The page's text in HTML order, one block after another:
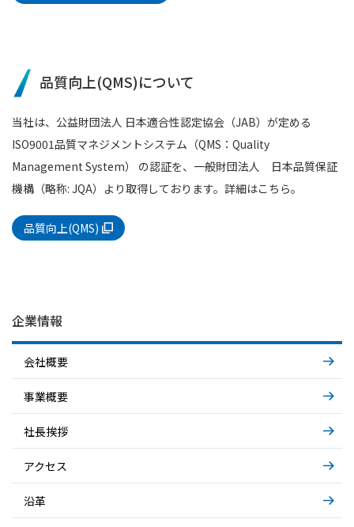
品質向上(QMS)について
当社は、公益財団法人 日本適合性認定協会（JAB）が定める
ISO9001品質マネジメントシステム（QMS：Quality
Management System） の認証を、一般財団法人 日本品質保証
機構（略称: JQA）より取得しております。詳細はこちら。
品質向上(QMS)
企業情報
会社概要
事業概要
社長挨拶
アクセス
沿革